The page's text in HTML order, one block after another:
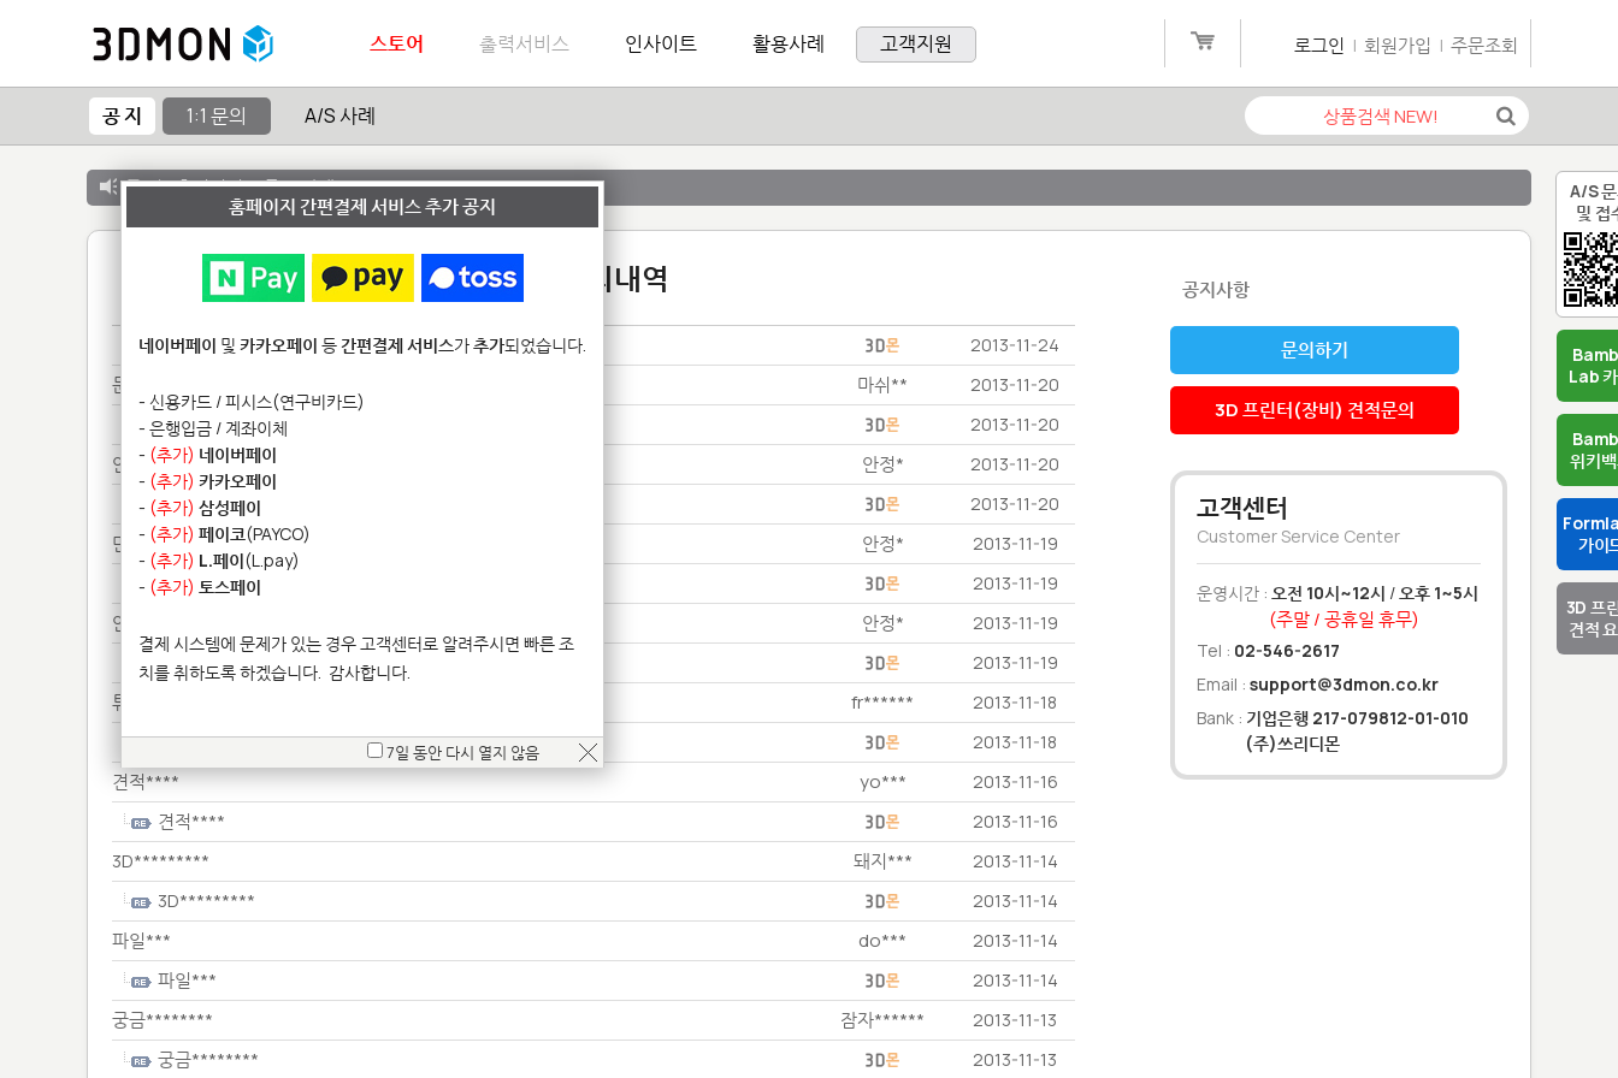
A/S
및 접
Lab
위키
가이
3D 프
견적
스토어 출력서비스 인사이트 활용사례 고객지원 로그인 | 회원가입 | 주문조회
공 지 1:1 문의 A/S 사례
공 지 :출력서비스 종료 안내
1:1 문의내역
송장*********** 2013-11-24
문의**************** 마쉬** 2013-11-20
문의**************** 2013-11-20
안녕*** 안정* 2013-11-20
안녕*** 2013-11-20
만약******************** 안정* 2013-11-19
만약******************** 2013-11-19
안녕*** 안정* 2013-11-19
안녕*** 2013-11-19
튜브***** fr****** 2013-11-18
튜브***** 2013-11-18
견적**** yo*** 2013-11-16
견적**** 2013-11-16
3D********* 돼지*** 2013-11-14
3D********* 2013-11-14
파일*** do*** 2013-11-14
파일*** 2013-11-14
궁금******** 잠자****** 2013-11-13
궁금******** 2013-11-13
공지사항
문의하기
3D 프린터(장비) 견적문의
고객센터
Customer Service Center
운영시간 : 오전 10시~12시 /오후 1~5시
(주말 / 공휴일 휴무)
Tel : 02-546-2617
Email : support@3dmon.co.kr
Bank : 기업은행 217-079812-01-010
(주)쓰리디몬
홈페이지 간편결제 서비스 추가 공지
네이버페이 및 카카오페이 등간편결제 서비스가추가되었습니다.
- 신용카드 / 피시스(연구비카드)
- 은행입금 / 계좌이체
- (추가) 네이버페이
- (추가) 카카오페이
- (추가) 삼성페이
- (추가) 페이코(PAYCO)
- (추가) L.페이(L.pay)
- (추가) 토스페이
결제 시스템에 문제가 있는 경우 고객센터로 알려주시면 빠른 조
치를 취하도록 하겠습니다. 감사합니다.
7일 동안 다시 열지 않음